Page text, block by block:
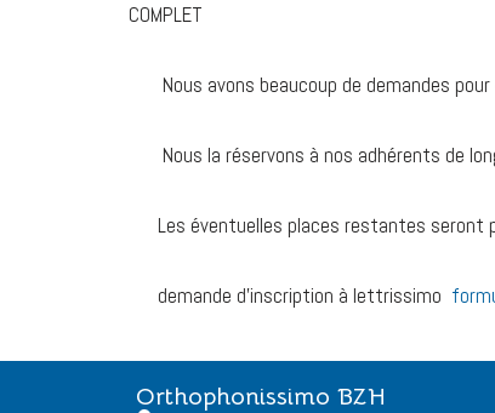
COMPLET
Nous avons beaucoup de demandes
Nous la réservons à nos adhérents de
Les éventuelles places restantes seront
demande d’inscription à lettrissimo
Orthophonissimo BZH